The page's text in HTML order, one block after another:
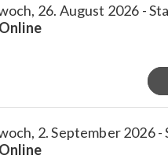
26. August 2026 -
Online
2. September 2026 -
Online